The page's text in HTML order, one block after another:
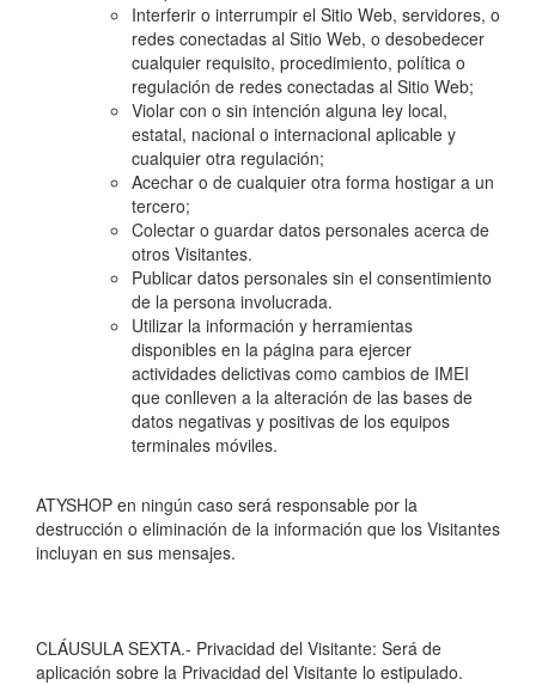
Interferir o interrumpir el Sitio Web, servidores, o
redes conectadas al Sitio Web, o desobedecer
cualquier requisito, procedimiento, política o
regulación de redes conectadas al Sitio Web;
Violar con o sin intención alguna ley local,
estatal, nacional o internacional aplicable y
cualquier otra regulación;
Acechar o de cualquier otra forma hostigar a un
tercero;
Colectar o guardar datos personales acerca de
otros Visitantes.
Publicar datos personales sin el consentimiento
de la persona involucrada.
Utilizar la información y herramientas
disponibles en la página para ejercer
actividades delictivas como cambios de IMEI
que conlleven a la alteración de las bases de
datos negativas y positivas de los equipos
terminales móviles.
ATYSHOP en ningún caso será responsable por la
destrucción o eliminación de la información que los Visitantes
incluyan en sus mensajes.
CLÁUSULA SEXTA.- Privacidad del Visitante: Será de
aplicación sobre la Privacidad del Visitante lo estipulado.